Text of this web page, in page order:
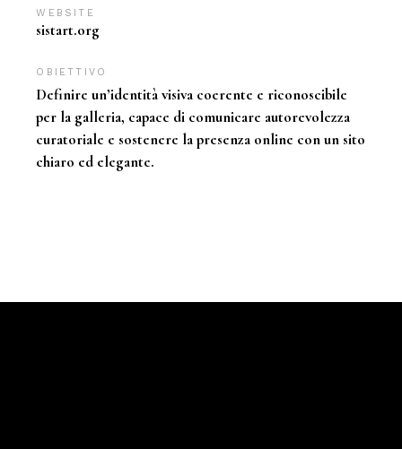
WEBSITE:
sistart.org
OBIETTIVO:
Definire un’identità visiva coerente e riconoscibile
per la galleria, capace di comunicare autorevolezza
curatoriale e sostenere la presenza online con un sito
chiaro ed elegante.